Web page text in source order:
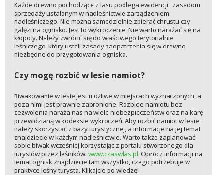
Każde drewno pochodzące z lasu podlega ewidencji i zasadom
sprzedaży ustalonym w nadleśnictwie zarządzeniem
nadleśniczego. Nie można samodzielnie zbierać chrustu czy
gałęzi na ognisko. Jest to wykroczenie. Nie warto narażać się na
kłopoty. Należy zwrócić się do właściwego terytorialnie
leśniczego, który ustali zasady zaopatrzenia się w drewno
niezbędne do przygotowania ogniska.
Czy mogę rozbić w lesie namiot?
Biwakowanie w lesie jest możliwe w miejscach wyznaczonych, a
poza nimi jest prawnie zabronione. Rozbicie namiotu bez
zezwolenia naraża nas na wiele niebezpieczeństw oraz na karę
przewidzianą w kodeksie wykroczeń. Aby rozbić namiot w lesie
należy skorzystać z bazy turystycznej, a informacje na jej temat
znajdziecie w każdym nadleśnictwie. Warto także zaplanować
sobie biwak wcześniej korzystając z portalu stworzonego dla
turystów przez leśników: www.czaswlas.pl. Oprócz informacji na
temat ognisk znajdziecie tam wszystko, czego potrzebuje w
praktyce leśny turysta. Klikajcie po wiedzę!